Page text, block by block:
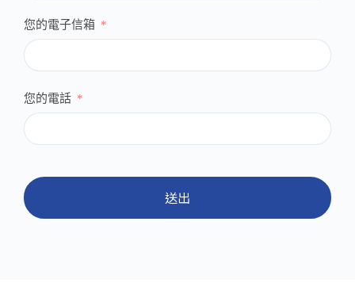
您的電子信箱
您的電話
送出